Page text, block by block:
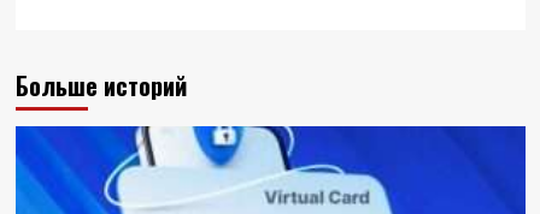
Больше историй